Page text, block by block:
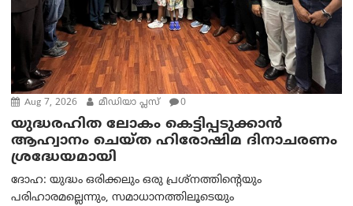
Aug 7, 2026 മീഡിയാ പ്ലസ് 0
യുദ്ധരഹിത ലോകം കെട്ടിപ്പടുക്കാന്‍
ആഹ്വാനം ചെയ്ത ഹിരോഷിമ ദിനാചരണം
ശ്രദ്ധേയമായി
ദോഹ: യുദ്ധം ഒരിക്കലും ഒരു പ്രശ്‌നത്തിന്റെയും
പരിഹാരമല്ലെന്നും, സമാധാനത്തിലൂടെയും